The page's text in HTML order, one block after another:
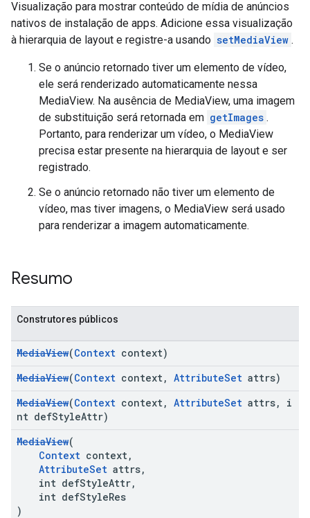
Visualização para mostrar conteúdo de mídia de anúncios
nativos de instalação de apps. Adicione essa visualização
à hierarquia de layout e registre-a usando setMediaView .
Se o anúncio retornado tiver um elemento de vídeo,
ele será renderizado automaticamente nessa
MediaView. Na ausência de MediaView, uma imagem
de substituição será retornada em getImages .
Portanto, para renderizar um vídeo, o MediaView
precisa estar presente na hierarquia de layout e ser
registrado.
Se o anúncio retornado não tiver um elemento de
vídeo, mas tiver imagens, o MediaView será usado
para renderizar a imagem automaticamente.
Resumo
Construtores públicos
MediaView(Context context)
MediaView(Context context, AttributeSet attrs)
MediaView(Context context, AttributeSet attrs, i
nt defStyleAttr)
MediaView(
Context context,
AttributeSet attrs,
int defStyleAttr,
int defStyleRes
)